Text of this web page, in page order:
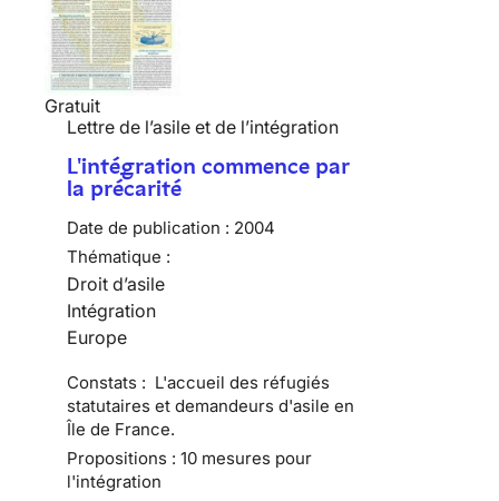
Gratuit
Lettre de l’asile et de l’intégration
L'intégration commence par
la précarité
Date de publication : 2004
Thématique :
Droit d’asile
Intégration
Europe
Constats : L'accueil des réfugiés
statutaires et demandeurs d'asile en
Île de France.
Propositions : 10 mesures pour
l'intégration